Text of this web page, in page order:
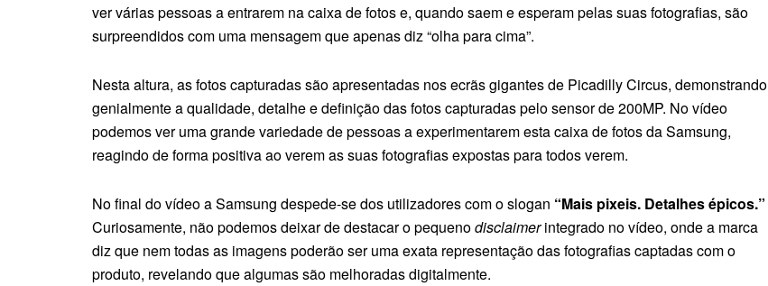
ver várias pessoas a entrarem na caixa de fotos e, quando saem e esperam pelas suas fotografias, são
surpreendidos com uma mensagem que apenas diz “olha para cima”.
Nesta altura, as fotos capturadas são apresentadas nos ecrãs gigantes de Picadilly Circus, demonstrando
genialmente a qualidade, detalhe e definição das fotos capturadas pelo sensor de 200MP. No vídeo
podemos ver uma grande variedade de pessoas a experimentarem esta caixa de fotos da Samsung,
reagindo de forma positiva ao verem as suas fotografias expostas para todos verem.
No final do vídeo a Samsung despede-se dos utilizadores com o slogan “Mais pixeis. Detalhes épicos.”
Curiosamente, não podemos deixar de destacar o pequenodisclaimerintegrado no vídeo, onde a marca
diz que nem todas as imagens poderão ser uma exata representação das fotografias captadas com o
produto, revelando que algumas são melhoradas digitalmente.